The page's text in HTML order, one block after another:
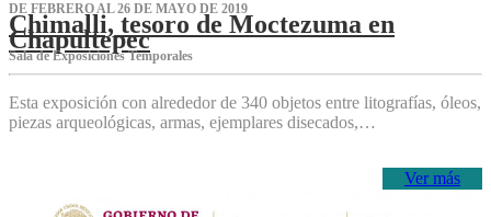
DE FEBRERO AL 26 DE MAYO DE 2019
Chimalli, tesoro de Moctezuma en
Chapultepec
Sala de Exposiciones Temporales
Esta exposición con alrededor de 340 objetos entre litografías, óleos,
piezas arqueológicas, armas, ejemplares disecados,…
Ver más